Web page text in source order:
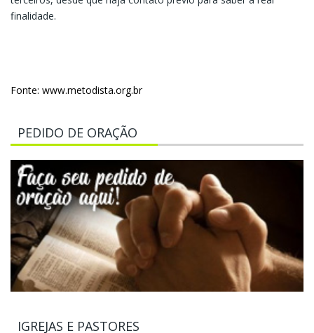
finalidade.
Fonte: www.metodista.org.br
PEDIDO DE ORAÇÃO
IGREJAS E PASTORES